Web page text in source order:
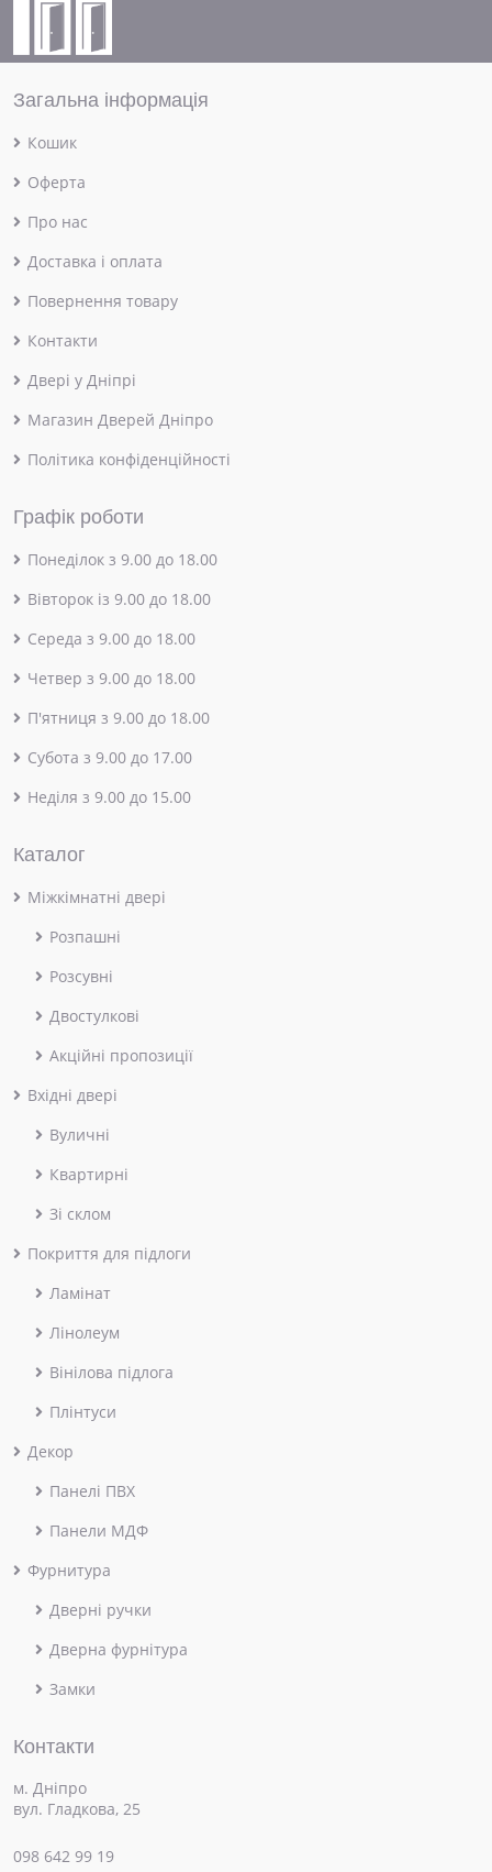
Загальна інформація
Кошик
Оферта
Про нас
Доставка і оплата
Повернення товару
Контакти
Двері у Дніпрі
Магазин Дверей Дніпро
Політика конфіденційності
Графік роботи
Понеділок з 9.00 до 18.00
Вівторок із 9.00 до 18.00
Середа з 9.00 до 18.00
Четвер з 9.00 до 18.00
П'ятниця з 9.00 до 18.00
Субота з 9.00 до 17.00
Неділя з 9.00 до 15.00
Каталог
Міжкімнатні двері
Розпашні
Розсувні
Двостулкові
Акційні пропозиції
Вхідні двері
Вуличні
Квартирні
Зі склом
Покриття для підлоги
Ламінат
Лінолеум
Вінілова підлога
Плінтуси
Декор
Панелі ПВХ
Панели МДФ
Фурнитура
Дверні ручки
Дверна фурнітура
Замки
Контакти
м. Дніпро
вул. Гладкова, 25
098 642 99 19